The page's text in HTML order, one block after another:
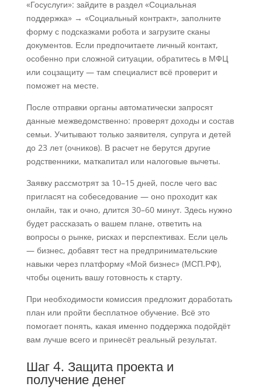
«Госуслуги»: зайдите в раздел «Социальная
поддержка» → «Социальный контракт», заполните
форму с подсказками робота и загрузите сканы
документов. Если предпочитаете личный контакт,
особенно при сложной ситуации, обратитесь в МФЦ
или соцзащиту — там специалист всё проверит и
поможет на месте.
После отправки органы автоматически запросят
данные межведомственно: проверят доходы и состав
семьи. Учитывают только заявителя, супруга и детей
до 23 лет (очников). В расчет не берутся другие
родственники, маткапитал или налоговые вычеты.
Заявку рассмотрят за 10–15 дней, после чего вас
пригласят на собеседование — оно проходит как
онлайн, так и очно, длится 30–60 минут. Здесь нужно
будет рассказать о вашем плане, ответить на
вопросы о рынке, рисках и перспективах. Если цель
— бизнес, добавят тест на предпринимательские
навыки через платформу «Мой бизнес» (МСП.РФ),
чтобы оценить вашу готовность к старту.
При необходимости комиссия предложит доработать
план или пройти бесплатное обучение. Всё это
помогает понять, какая именно поддержка подойдёт
вам лучше всего и принесёт реальный результат.
Шаг 4. Защита проекта и
получение денег